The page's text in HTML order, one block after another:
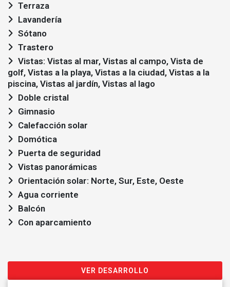
Terraza
Lavandería
Sótano
Trastero
golf, Vistas a la playa, Vistas a la ciudad, Vistas a la
piscina, Vistas al jardín, Vistas al lago
Doble cristal
Gimnasio
Calefacción solar
Domótica
Puerta de seguridad
Vistas panorámicas
Orientación solar: Norte, Sur, Este, Oeste
Agua corriente
Balcón
Con aparcamiento
VER DESARROLLO